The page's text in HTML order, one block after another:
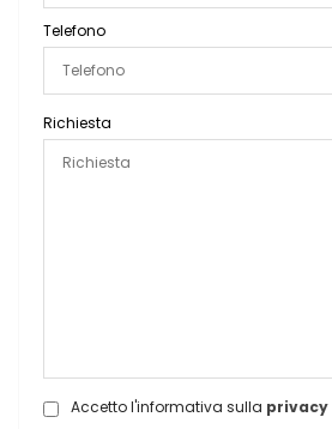
Telefono
Richiesta
Accetto l'informativa sulla privacy